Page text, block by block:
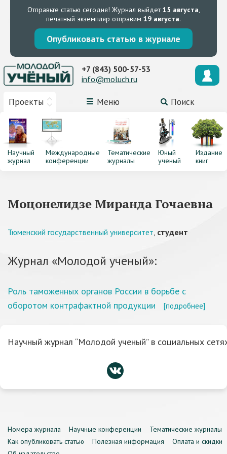
Отправьте статью сегодня! Журнал выйдет15 августа,
печатный экземпляр отправим 19 августа.
Опубликовать статью в журнале
Проекты Меню Поиск
+7 (843) 500-57-53
info@moluch.ru
Научный
журнал
Международные
конференции
Тематические
журналы
Юный
ученый
Издание
книг
Моцонелидзе Миранда Гочаевна
Тюменский государственный университет, студент
Журнал «Молодой ученый»:
Роль таможенных органов России в борьбе с
оборотом контрафактной продукции
[подробнее]
Научный журнал “Молодой ученый” в социальных
Номера журнала Научные конференции
Тематические журналы
Как опубликовать статью
Полезная информация
Оплата и скидки